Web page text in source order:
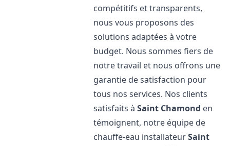
compétitifs et transparents,
nous vous proposons des
solutions adaptées à votre
budget. Nous sommes fiers de
notre travail et nous offrons une
garantie de satisfaction pour
tous nos services. Nos clients
satisfaits àSaint Chamond en
témoignent, notre équipe de
chauffe-eau installateurSaint